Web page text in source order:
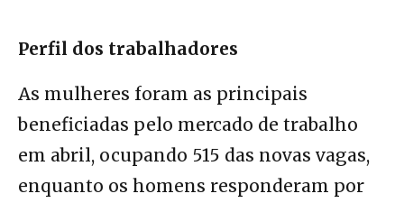
Perfil dos trabalhadores
As mulheres foram as principais
beneficiadas pelo mercado de trabalho
em abril, ocupando 515 das novas vagas,
enquanto os homens responderam por